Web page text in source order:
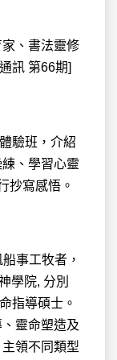
、書法靈修
訊 第66期]
驗班，介紹
、學習心靈
抄寫感悟。
事工牧者，
學院, 分別
指導碩士。
靈命塑造及
領不同類型